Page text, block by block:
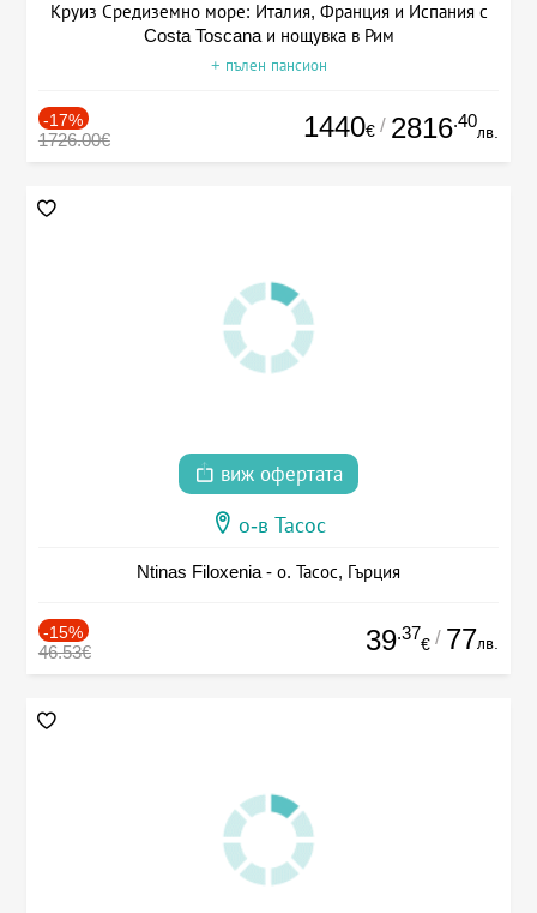
Круиз Средиземно море: Италия, Франция и Испания с
Costa Toscana и нощувка в Рим
+ пълен пансион
-17%
1726.00€ 1440€ / 2816.40
лв.
виж офертата
о-в Тасос
Ntinas Filoxenia - о. Тасос, Гърция
-15%
46.53€ 39.37
€ / 77лв.